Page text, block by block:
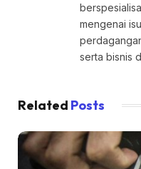
mengenai
serta bisnis
Related Posts